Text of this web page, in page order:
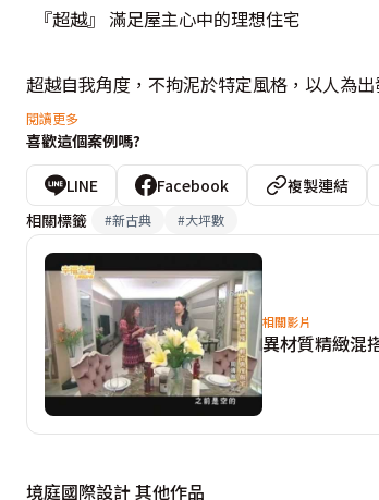
  『超越』 滿足屋主心中的理想住宅
超越自我角度，不拘泥於特定風格，以人為
的情境空間。
閱讀更多
喜歡這個案例嗎?
LINE Facebook 複製連結
相關標籤
#新古典 #大坪數
相關影片
異材質精緻混
境庭國際設計 其他作品